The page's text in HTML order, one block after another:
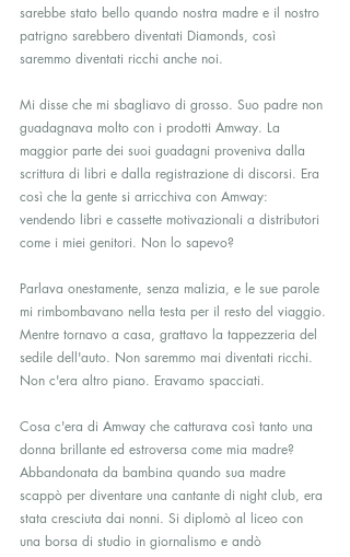
sarebbe stato bello quando nostra madre e il nostro
patrigno sarebbero diventati Diamonds, così
saremmo diventati ricchi anche noi.
Mi disse che mi sbagliavo di grosso. Suo padre non
guadagnava molto con i prodotti Amway. La
maggior parte dei suoi guadagni proveniva dalla
scrittura di libri e dalla registrazione di discorsi. Era
così che la gente si arricchiva con Amway:
vendendo libri e cassette motivazionali a distributori
come i miei genitori. Non lo sapevo?
Parlava onestamente, senza malizia, e le sue parole
mi rimbombavano nella testa per il resto del viaggio.
Mentre tornavo a casa, grattavo la tappezzeria del
sedile dell'auto. Non saremmo mai diventati ricchi.
Non c'era altro piano. Eravamo spacciati.
Cosa c'era di Amway che catturava così tanto una
donna brillante ed estroversa come mia madre?
Abbandonata da bambina quando sua madre
scappò per diventare una cantante di night club, era
stata cresciuta dai nonni. Si diplomò al liceo con
una borsa di studio in giornalismo e andò